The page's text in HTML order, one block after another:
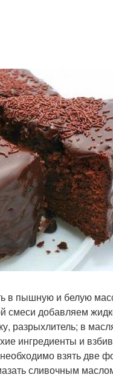
в пышную и белую
смеси добавляем
разрыхлитель; в
ингредиенты и
взять
сливочным